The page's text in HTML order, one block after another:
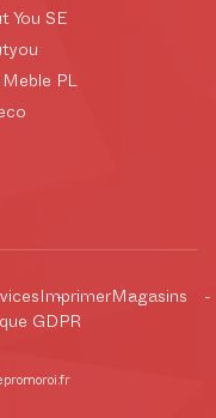
You SE
Meble PL
Imprimer Magasins
GDPR